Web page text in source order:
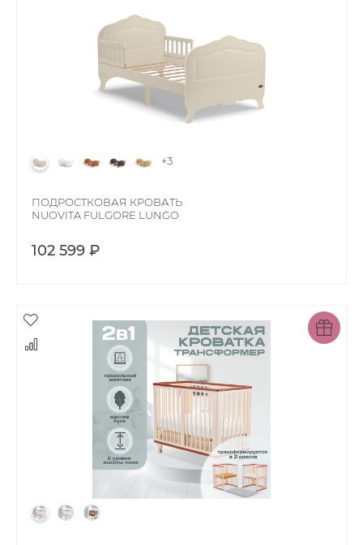
+3
ПОДРОСТКОВАЯ КРОВАТЬ
NUOVITA FULGORE LUNGO
102 599 ₽